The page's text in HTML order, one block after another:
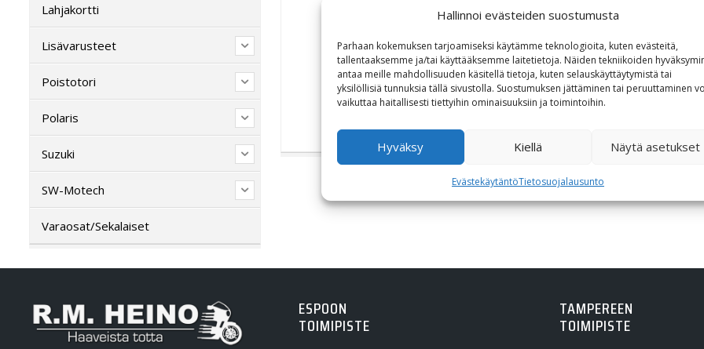
Hallinnoi evästeiden suostumusta
Parhaan kokemuksen tarjoamiseksi käytämme teknologioita, kuten evästeitä,
tallentaaksemme ja/tai käyttääksemme laitetietoja. Näiden tekniikoiden
antaa meille mahdollisuuden käsitellä tietoja, kuten selauskäyttäytymistä tai
yksilöllisiä tunnuksia tällä sivustolla. Suostumuksen jättäminen tai peruuttaminen
vaikuttaa haitallisesti tiettyihin ominaisuuksiin ja toimintoihin.
Hyväksy Kiellä Näytä asetukset
EvästekäytäntöTietosuojalausunto
ATV TUKKIKÄRRY LAVALLA
1 499,00€
Lahjakortti
Lisävarusteet
Poistotori
Polaris
Suzuki
SW-Motech
Varaosat/Sekalaiset
ESPOON
TOIMIPISTE
TAMPEREEN
TOIMIPISTE